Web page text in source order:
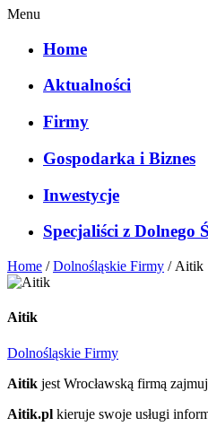
Menu
Home
Aktualności
Firmy
Gospodarka i Biznes
Inwestycje
Specjaliści z Dolnego
Home /Dolnośląskie Firmy / Aitik
Aitik
Dolnośląskie Firmy
Aitik jest Wrocławską firmą
Aitik.pl kieruje swoje usługi